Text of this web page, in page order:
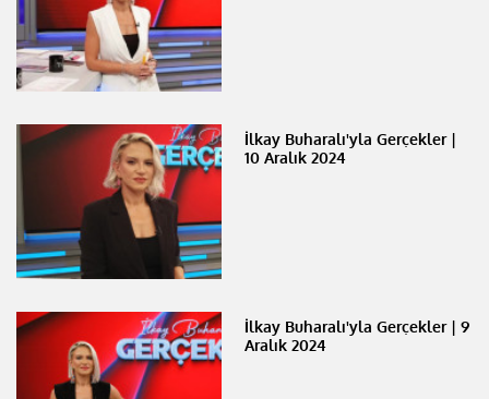
İlkay Buharalı'yla Gerçekler |
10 Aralık 2024
İlkay Buharalı'yla Gerçekler | 9
Aralık 2024